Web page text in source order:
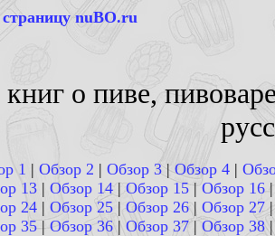
nuBO.ru
о пиве,
1 | Обзор 2 | Обзор 3|Обзор 4 |
13| Обзор 14| Обзор 15|Обзор 16
24| Обзор 25|Обзор 26| Обзор 27
35| Обзор 36| Обзор 37|Обзор 38